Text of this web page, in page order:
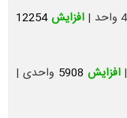
افزایش12254
افزایش 5908 واحدی |